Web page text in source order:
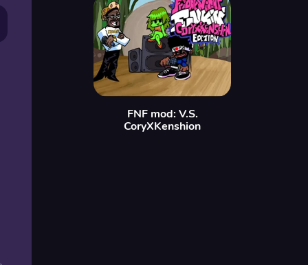
FNF mod: V.S.
CoryXKenshion